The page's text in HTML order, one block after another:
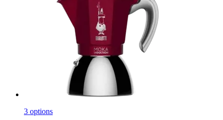
3 options